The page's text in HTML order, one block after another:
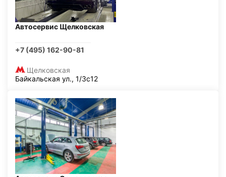
Автосервис Щелковская
+7 (495) 162-90-81
Щелковская
Байкальская ул., 1/3с12